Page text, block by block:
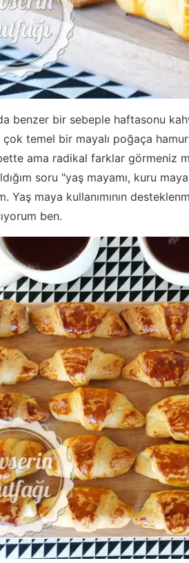
benzer bir sebeple haftasonu
çok temel bir mayalı poğaça
ama radikal farklar görmeniz
soru "yaş mayamı, kuru
Yaş maya kullanımının
ben.